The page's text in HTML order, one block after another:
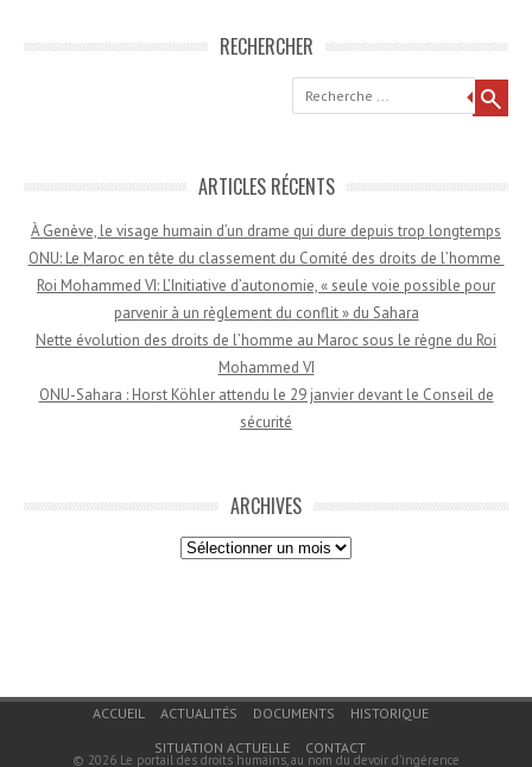
RECHERCHER
Recherche
ARTICLES RÉCENTS
À Genève, le visage humain d’un drame qui dure depuis trop longtemps
ONU: Le Maroc en tête du classement du Comité des droits de l’homme
Roi Mohammed VI: L’Initiative d’autonomie, « seule voie possible pour
parvenir à un règlement du conflit » du Sahara
Nette évolution des droits de l’homme au Maroc sous le règne du Roi
Mohammed VI
ONU-Sahara : Horst Köhler attendu le 29 janvier devant le Conseil de
sécurité
ARCHIVES
Archives
Menu du bas de page
ACCUEIL ACTUALITÉS DOCUMENTS
HISTORIQUE
SITUATION ACTUELLE
CONTACT
© 2026 Le portail des droits humains, au nom du devoir d'ingérence